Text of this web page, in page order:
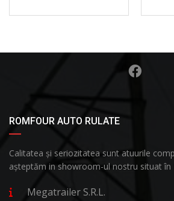
ROMFOUR AUTO RULATE
Calitatea și seriozitatea sunt atuurile
așteptăm in showroom-ul nostru situat în
Megatrailer S.R.L.